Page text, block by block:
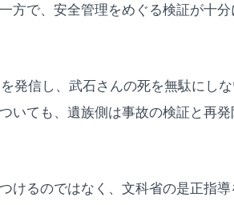
方で、安全管理をめぐる検証が十
発信し、武石さんの死を無駄にし
いても、遺族側は事故の検証と再
けるのではなく、文科省の是正指